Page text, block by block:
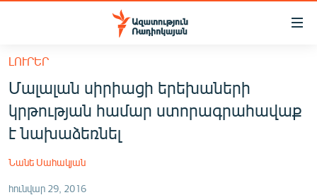
Մատչելիության
հիմնական
բովանդակությանը
Անցնել
հիմնական
մենյուին
ՀԱՅԱՍՏԱՆ
ՔԱՂԱՔԱԿԱՆ
ԼՈՒՐԵՐ
Մալալան սիրիացի երեխաների
կրթության համար ստորագրահավաք
է նախաձեռնել
Նանե Սահակյան
հունվար 29, 2016